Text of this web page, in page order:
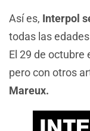
Así es, Interpol
todas las
El 29 de octubre
pero con otros
Mareux.